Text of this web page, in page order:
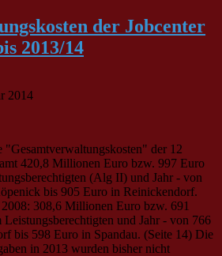
der Jobcenter
2013/14
2014
"Gesamtverwaltungskosten" der 12
420,8 Millionen Euro bzw. 997 Euro
(Alg II) und Jahr - von
bis 905 Euro in Reinickendorf.
308,6 Millionen Euro bzw. 691
und Jahr - von 766
bis 598 Euro in Spandau. (Seite 14) Die
in 2013 wurden bisher nicht